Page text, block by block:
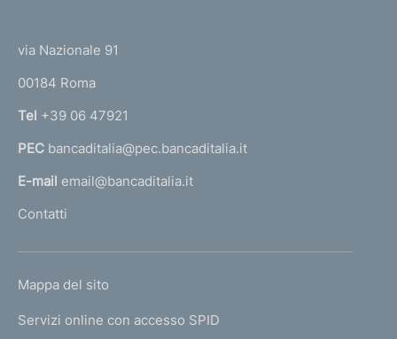
r
n
a
l
'
m
e
via Nazionale 91
00184 Roma
Tel +39 06 47921
PEC bancaditalia@pec.bancaditalia.it
E-mail email@bancaditalia.it
Contatti
L
N
Mappa del sito
Servizi online con accesso SPID